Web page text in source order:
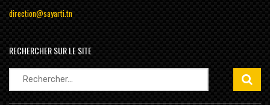
direction@sayarti.tn
RECHERCHER SUR LE SITE
Rechercher :